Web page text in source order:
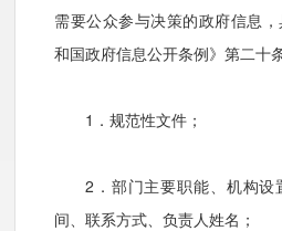
需要公众参与决策的政府信息
和国政府信息公开条例》第二十
1．规范性文件；
2．部门主要职能、机构
间、联系方式、负责人姓名；